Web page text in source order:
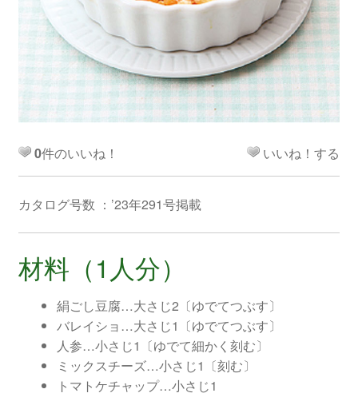
0件のいいね！ いいね！する
カタログ号数 ：’23年291号掲載
材料（1人分）
絹ごし豆腐…大さじ2〔ゆでてつぶす〕
バレイショ…大さじ1〔ゆでてつぶす〕
人参…小さじ1〔ゆでて細かく刻む〕
ミックスチーズ…小さじ1〔刻む〕
トマトケチャップ…小さじ1